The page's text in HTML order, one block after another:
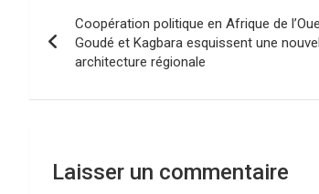
o
k
p
p
m
de
Coopération politique en Afrique de
Goudé et Kagbara esquissent une
architecture régionale
Laisser un commentaire